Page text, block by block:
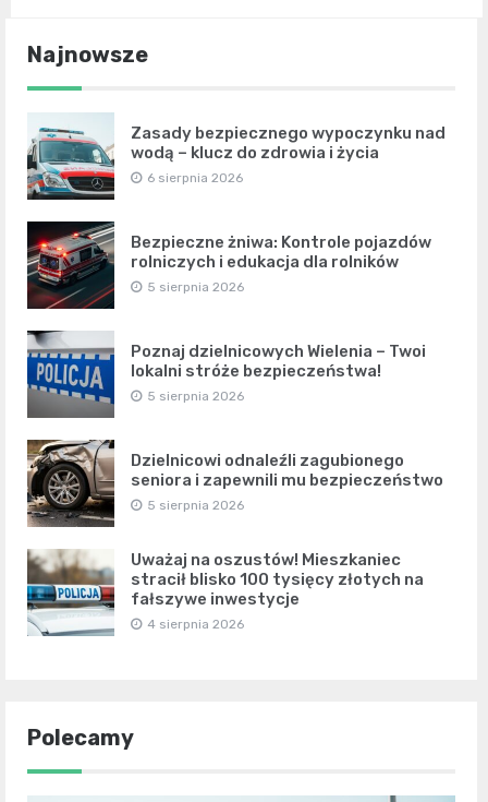
Najnowsze
Zasady bezpiecznego wypoczynku nad
wodą – klucz do zdrowia i życia
6 sierpnia 2026
Bezpieczne żniwa: Kontrole pojazdów
rolniczych i edukacja dla rolników
5 sierpnia 2026
Poznaj dzielnicowych Wielenia – Twoi
lokalni stróże bezpieczeństwa!
5 sierpnia 2026
Dzielnicowi odnaleźli zagubionego
seniora i zapewnili mu bezpieczeństwo
5 sierpnia 2026
Uważaj na oszustów! Mieszkaniec
stracił blisko 100 tysięcy złotych na
fałszywe inwestycje
4 sierpnia 2026
Polecamy